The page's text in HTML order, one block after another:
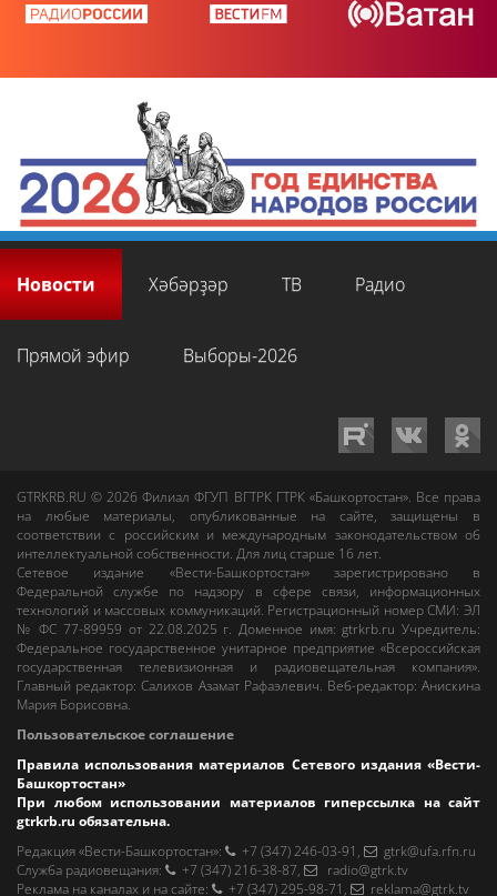
Новости Хәбәрҙәр ТВ Радио
Прямой эфир Выборы-2026
GTRKRB.RU © 2026Филиал ФГУП ВГТРК ГТРК «Башкортостан». Все права
на любые материалы, опубликованные на сайте, защищены в
соответствии с российским и международным законодательством об
интеллектуальной собственности. Для лиц старше 16 лет.
Сетевое издание «Вести-Башкортостан»зарегистрировано в
Федеральной службе по надзору в сфере связи, информационных
технологий и массовых коммуникаций. Регистрационный номер СМИ: ЭЛ
№ ФС 77-89959 от 22.08.2025 г. Доменное имя:gtrkrb.ru Учредитель:
Федеральное государственное унитарное предприятие «Всероссийская
государственная телевизионная и радиовещательная компания».
Главный редактор:Салихов Азамат Рафаэлевич. Веб-редактор:Анискина
Мария Борисовна.
Пользовательское соглашение
Правила использования материалов Сетевого издания «Вести-
Башкортостан»
При любом использовании материалов гиперссылка на сайт
gtrkrb.ru обязательна.
Редакция «Вести-Башкортостан»: +7 (347) 246-03-91 ,
gtrk@ufa.rfn.ru
Cлужба радиовещания: +7 (347) 216-38-87,
radio@gtrk.tv
Реклама на каналах и на сайте: +7 (347) 295-98-71 , reklama@gtrk.tv